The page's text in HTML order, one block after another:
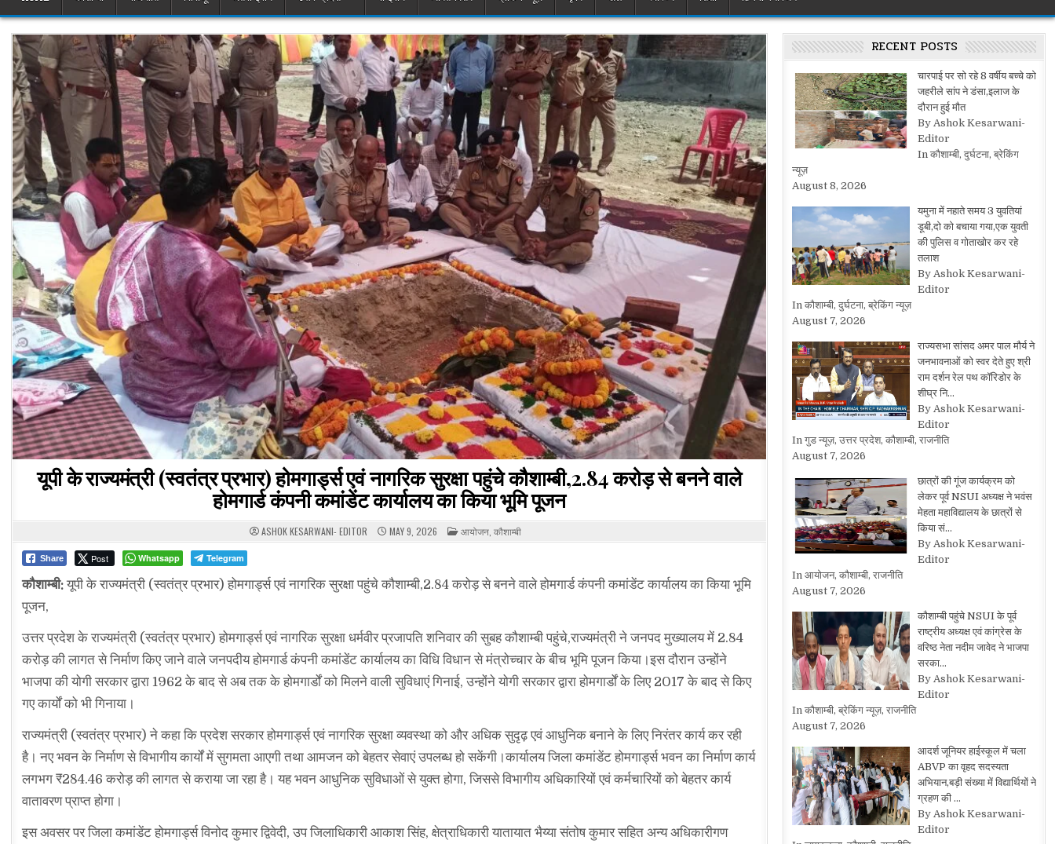
यूपी के राज्यमंत्री (स्वतंत्र प्रभार) होमगार्ड्स एवं नागरिक सुरक्षा पहुंचे कौशाम्बी,2.84 करोड़ से बनने वाले
होमगार्ड कंपनी कमांडेंट कार्यालय का किया भूमि पूजन
ASHOK KESARWANI- EDITOR MAY 9, 2026 POSTED
IN
आयोजन कौशाम्बी
Share Post Whatsapp Telegram
कौशाम्बी:यूपी के राज्यमंत्री (स्वतंत्र प्रभार) होमगार्ड्स एवं नागरिक सुरक्षा पहुंचे कौशाम्बी,2.84 करोड़ से बनने वाले होमगार्ड कंपनी कमांडेंट कार्यालय का किया भूमि
पूजन,
उत्तर प्रदेश के राज्यमंत्री (स्वतंत्र प्रभार) होमगार्ड्स एवं नागरिक सुरक्षा धर्मवीर प्रजापति शनिवार की सुबह कौशाम्बी पहुंचे,राज्यमंत्री ने जनपद मुख्यालय में 2.84
करोड़ की लागत से निर्माण किए जाने वाले जनपदीय होमगार्ड कंपनी कमांडेंट कार्यालय का विधि विधान से मंत्रोच्चार के बीच भूमि पूजन किया।इस दौरान उन्होंने
भाजपा की योगी सरकार द्वारा 1962 के बाद से अब तक के होमगार्डों को मिलने वाली सुविधाएं गिनाई, उन्होंने योगी सरकार द्वारा होमगार्डों के लिए 2017 के बाद से किए
गए कार्यों को भी गिनाया।
राज्यमंत्री (स्वतंत्र प्रभार) ने कहा कि प्रदेश सरकार होमगार्ड्स एवं नागरिक सुरक्षा व्यवस्था को और अधिक सुदृढ़ एवं आधुनिक बनाने के लिए निरंतर कार्य कर रही
है। नए भवन के निर्माण से विभागीय कार्यों में सुगमता आएगी तथा आमजन को बेहतर सेवाएं उपलब्ध हो सकेंगी।कार्यालय जिला कमांडेंट होमगार्ड्स भवन का निर्माण कार्य
लगभग ₹284.46 करोड़ की लागत से कराया जा रहा है। यह भवन आधुनिक सुविधाओं से युक्त होगा, जिससे विभागीय अधिकारियों एवं कर्मचारियों को बेहतर कार्य
वातावरण प्राप्त होगा।
इस अवसर पर जिला कमांडेंट होमगार्ड्स विनोद कुमार द्विवेदी, उप जिलाधिकारी आकाश सिंह, क्षेत्राधिकारी यातायात भैय्या संतोष कुमार सहित अन्य अधिकारीगण
RECENT POSTS
चारपाई पर सो रहे 8 वर्षीय बच्चे को
जहरीले सांप ने डंसा,इलाज के
दौरान हुई मौत
By Ashok Kesarwani-
Editor
In कौशाम्बी, दुर्घटना, ब्रेकिंग
न्यूज़
August 8, 2026
यमुना में नहाते समय 3 युवतियां
डूबी,दो को बचाया गया,एक युवती
की पुलिस व गोताखोर कर रहे
तलाश
By Ashok Kesarwani-
Editor
In कौशाम्बी, दुर्घटना, ब्रेकिंग न्यूज़
August 7, 2026
राज्यसभा सांसद अमर पाल मौर्य ने
जनभावनाओं को स्वर देते हुए श्री
राम दर्शन रेल पथ कॉरिडोर के
शीघ्र नि…
By Ashok Kesarwani-
Editor
In गुड न्यूज़, उत्तर प्रदेश, कौशाम्बी, राजनीति
August 7, 2026
छात्रों की गूंज कार्यक्रम को
लेकर पूर्व NSUI अध्यक्ष ने भवंस
मेहता महाविद्यालय के छात्रों से
किया सं…
By Ashok Kesarwani-
Editor
In आयोजन, कौशाम्बी, राजनीति
August 7, 2026
कौशाम्बी पहुंचे NSUI के पूर्व
राष्ट्रीय अध्यक्ष एवं कांग्रेस के
वरिष्ठ नेता नदीम जावेद ने भाजपा
सरका…
By Ashok Kesarwani-
Editor
In कौशाम्बी, ब्रेकिंग न्यूज़, राजनीति
August 7, 2026
आदर्श जूनियर हाईस्कूल में चला
ABVP का वृहद सदस्यता
अभियान,बड़ी संख्या में विद्यार्थियों ने
ग्रहण की …
By Ashok Kesarwani-
Editor